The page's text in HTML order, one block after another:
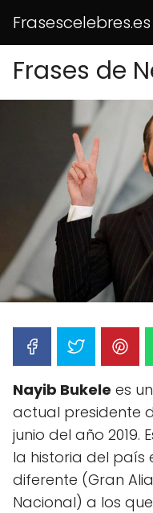
Frasescelebres.es
Frases de
Nayib Bukele es
actual presidente
junio del año 2019.
la historia del país
diferente (Gran
Nacional) a los